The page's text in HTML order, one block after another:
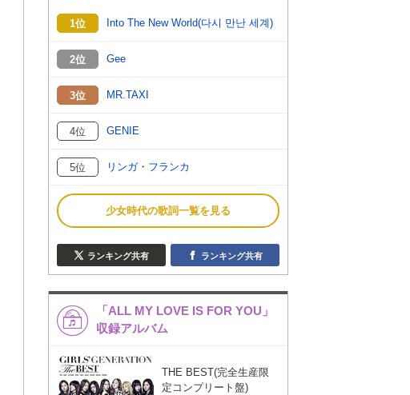
1位 Into The New World(다시 만난 세계)
2位 Gee
3位 MR.TAXI
4位 GENIE
5位 リンガ・フランカ
少女時代の歌詞一覧を見る
ランキング共有 ランキング共有
「ALL MY LOVE IS FOR YOU」
収録アルバム
THE BEST(完全生産限
定コンプリート盤)